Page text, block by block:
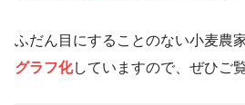
ふだん目にすることのない小麦農
グラフ化していますので、ぜひご